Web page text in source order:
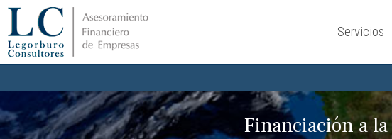
Servicios
Financiación a